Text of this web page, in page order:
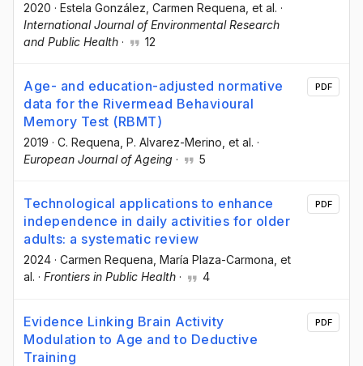
2020 · Estela González , Carmen Requena , et al. ·
International Journal of Environmental Research
and Public Health · 12
Age- and education-adjusted normative
data for the Rivermead Behavioural
Memory Test (RBMT)
2019 · C. Requena , P. Alvarez-Merino , et al. ·
European Journal of Ageing · 5
PDF
Technological applications to enhance
independence in daily activities for older
adults: a systematic review
2024 · Carmen Requena , María Plaza-Carmona , et
al. · Frontiers in Public Health · 4
PDF
Evidence Linking Brain Activity
Modulation to Age and to Deductive
Training
PDF